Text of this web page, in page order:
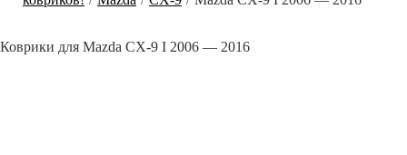
Коврики для Mazda CX-9 I 2006 — 2016